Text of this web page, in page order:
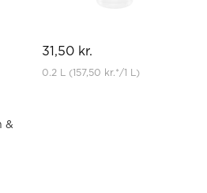
31,50 kr.
0.2 L (157,50 kr.*/1 L)
&